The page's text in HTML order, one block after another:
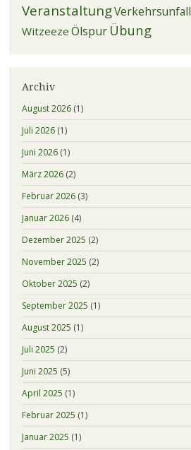
VeranstaltungVerkehrsunfall
Witzeeze Ölspur Übung
Archiv
August 2026(1)
Juli 2026(1)
Juni 2026(1)
März 2026(2)
Februar 2026(3)
Januar 2026(4)
Dezember 2025 (2)
November 2025 (2)
Oktober 2025 (2)
September 2025 (1)
August 2025 (1)
Juli 2025 (2)
Juni 2025 (5)
April 2025 (1)
Februar 2025 (1)
Januar 2025 (1)